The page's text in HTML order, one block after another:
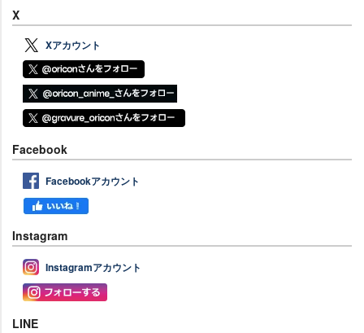
X
Xアカウント
Facebook
Facebookアカウント
Instagram
Instagramアカウント
LINE